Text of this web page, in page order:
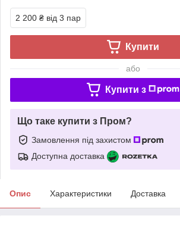
2 200 ₴ від 3 пар
Купити
або
Купити з
Що таке купити з Пром?
Замовлення під захистом
Доступна доставка
Опис Характеристики Доставка